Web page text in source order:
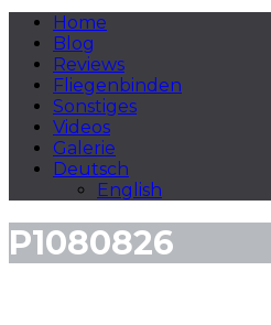
Home
Blog
Reviews
Fliegenbinden
Sonstiges
Videos
Galerie
Deutsch
English
P1080826